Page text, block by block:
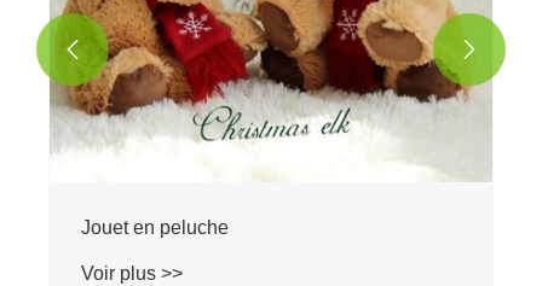
Jouet en peluche
Voir plus >>
 